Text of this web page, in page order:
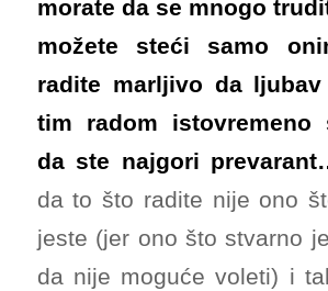
morate da se mnogo
možete steći samo
radite marljivo da
tim radom istovremeno
da ste najgori
da to što radite nije ono
jeste (jer ono što stvarno
da nije moguće voleti) i